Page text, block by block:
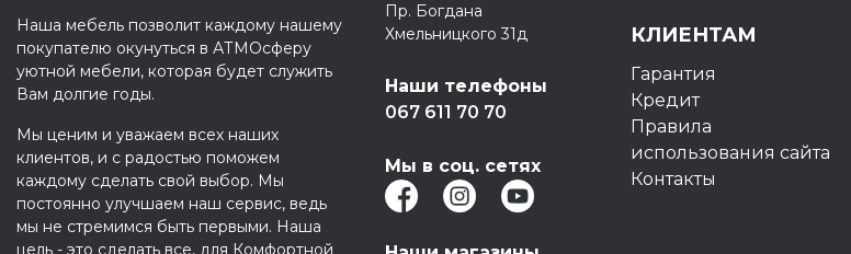
Наша мебель позволит каждому нашему
покупателю окунуться в АТМОсферу
уютной мебели, которая будет служить
Вам долгие годы.
Мы ценим и уважаем всех наших
клиентов, и с радостью поможем
каждому сделать свой выбор. Мы
постоянно улучшаем наш сервис, ведь
мы не стремимся быть первыми. Наша
цель - это сделать все, для Комфортной
Пр. Богдана
Хмельницкого 31д
Наши телефоны
067 611 70 70
Мы в соц. сетях
КЛИЕНТАМ
Гарантия
Кредит
Правила
использования сайта
Контакты